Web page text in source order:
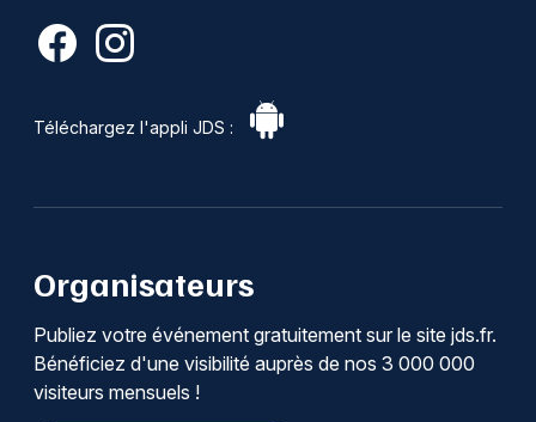
Téléchargez l'appli JDS :
Organisateurs
Publiez votre événement gratuitement sur le site jds.fr.
Bénéficiez d'une visibilité auprès de nos 3 000 000
visiteurs mensuels !